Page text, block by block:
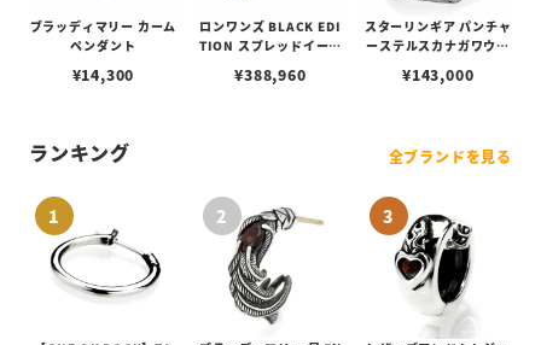
ブラッディマリー カーム
ペンダント
¥14,300
ロンワンズ BLACK EDI
TION スプレッドイーグ
ックコーティング w/ K1
¥388,960
スターリンギア パンチャ
ーステルスカナガワウェ
¥143,000
ランキング 全ブランドを見る